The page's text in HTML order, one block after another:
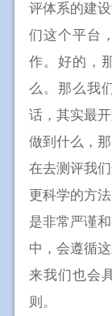
评体系的建
们这个平台
作。好的，
么。那么我
话，其实最
做到什么，
在去测评我
更科学的方
是非常严谨
中，会遵循
来我们也会
则。